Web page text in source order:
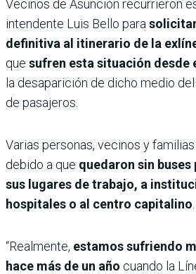
Vecinos de Asunción recurrieron
intendente Luis Bello para
definitiva al itinerario de la
que sufren esta situación desde
la desaparición de dicho medio
de pasajeros.
Varias personas, vecinos y
debido a que quedaron sin
sus lugares de trabajo, a
hospitales o al centro capitalino.
“Realmente, estamos sufriendo
hace más de un año cuando la